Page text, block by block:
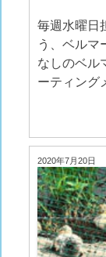
毎週水曜日
う、ベルマ
なしのベル
ーティング
2020年7月20日